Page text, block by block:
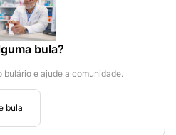
bula?
bulário e ajude a comunidade.
bula